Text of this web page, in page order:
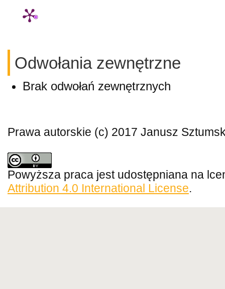
Odwołania zewnętrzne
Brak odwołań zewnętrznych
Prawa autorskie (c) 2017 Janusz
Powyższa praca jest udostępniana na
Attribution 4.0 International License.